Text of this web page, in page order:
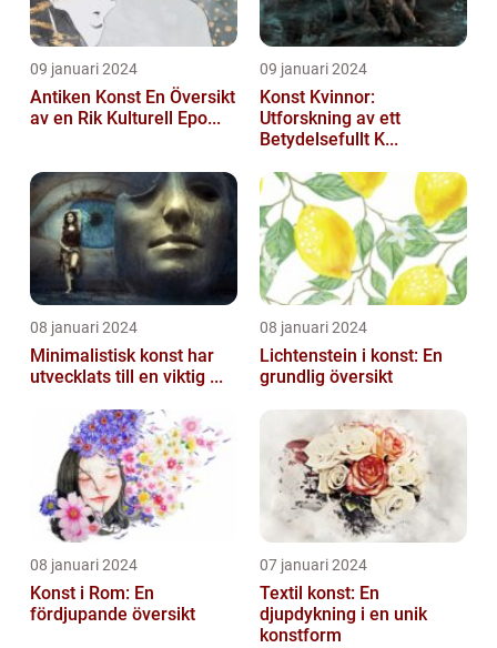
09 januari 2024
Antiken Konst En Översikt
av en Rik Kulturell Epo...
09 januari 2024
Konst Kvinnor:
Utforskning av ett
Betydelsefullt K...
08 januari 2024
Minimalistisk konst har
utvecklats till en viktig ...
08 januari 2024
Lichtenstein i konst: En
grundlig översikt
08 januari 2024
Konst i Rom: En
fördjupande översikt
07 januari 2024
Textil konst: En
djupdykning i en unik
konstform